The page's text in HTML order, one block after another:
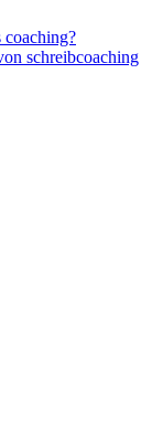
coaching?
schreibcoaching